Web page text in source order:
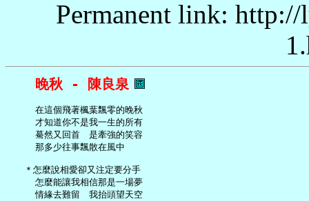
Permanent link:
晚秋 - 陳良泉
     在這個飛著楓葉飄零的晚秋
     才知道你不是我一生的所有
     驀然又回首　是牽強的笑容
     那多少往事飄散在風中
   ＊怎麼說相愛卻又注定要分手
     怎麼能讓我相信那是一場夢
     情緣去難留　我抬頭望天空